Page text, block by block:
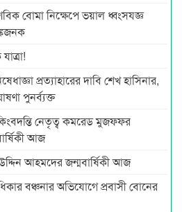
বোমা নিক্ষেপে ভয়াল ধ্বংসযজ্ঞ
প্রত্যাহারের দাবি শেখ হাসিনার,
পুনর্ব্যক্ত
নেতৃত্ব কমরেড মুজফ্ফর
আজ
আহমদের জন্মবার্ষিকী আজ
বঞ্চনার অভিযোগে প্রবাসী বোনের